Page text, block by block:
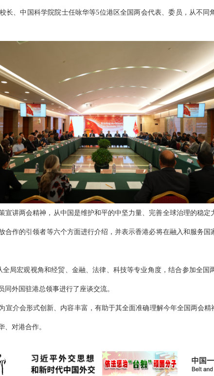
长、中国科学院院士任咏华等5位港区全国两会代表、委员，从不同
宣讲两会精神，从中国是维护和平的中坚力量、完善全球治理的稳定
合作的引领者等六个方面进行介绍，并表示香港必将在融入和服务国
局宏观视角和经贸、金融、法律、科技等专业角度，结合参加全国
外国驻港总领事进行了座谈交流。
宣介会形式创新、内容丰富，有助于其全面准确理解今年全国两会精
、对港合作。